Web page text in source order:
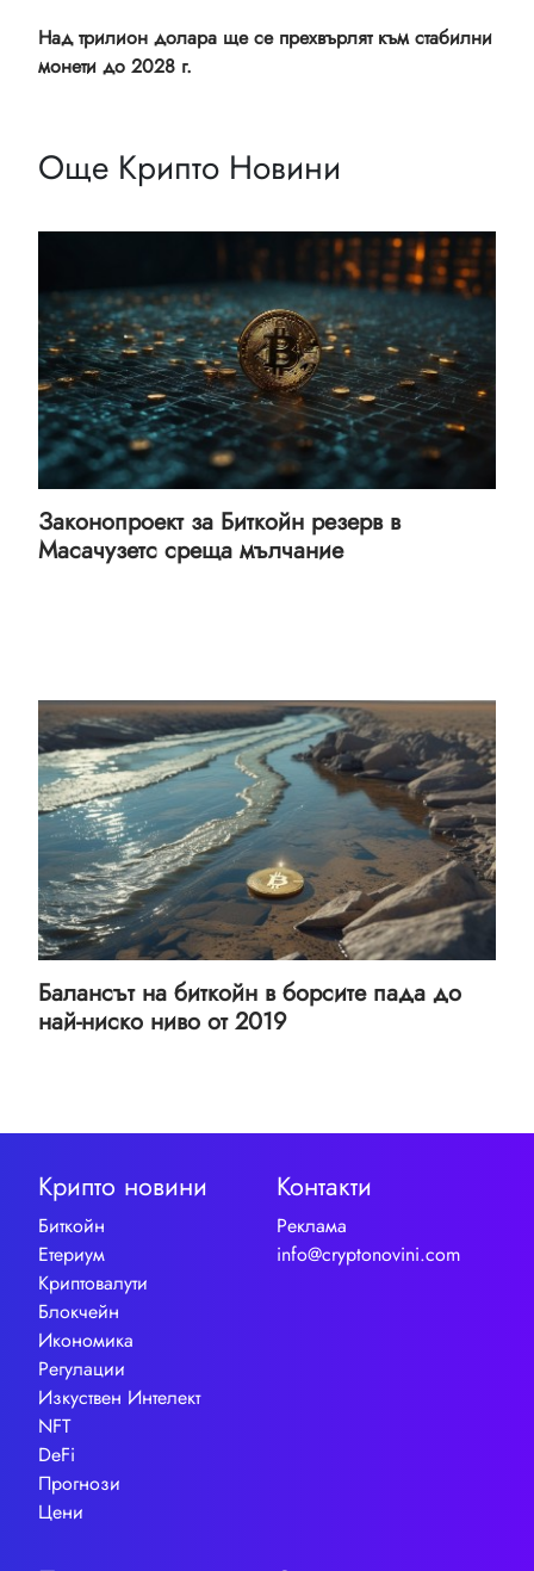
Над трилион долара ще се прехвърлят към стабилни
монети до 2028 г.
Още Крипто Новини
Законопроект за Биткойн резерв в
Масачузетс среща мълчание
Балансът на биткойн в борсите пада до
най-ниско ниво от 2019
Крипто новини
Биткойн
Етериум
Криптовалути
Блокчейн
Икономика
Регулации
Изкуствен Интелект
NFT
DeFi
Прогнози
Цени
Контакти
Реклама
info@cryptonovini.com